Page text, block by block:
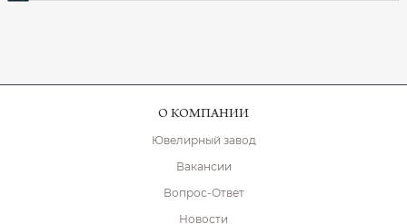
О КОМПАНИИ
Ювелирный завод
Вакансии
Вопрос-Ответ
Новости